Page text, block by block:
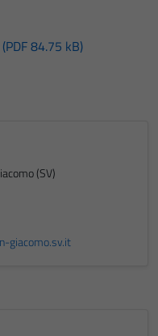
84.75 kB)
(SV)
giacomo.sv.it